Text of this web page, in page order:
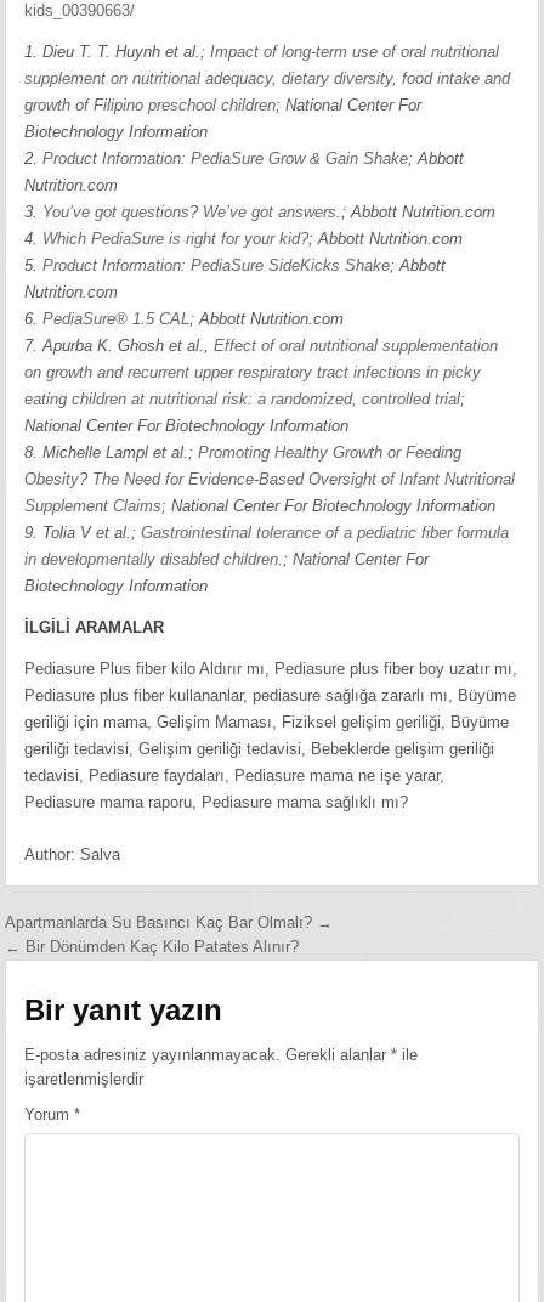
kids_00390663/
1.Dieu T. T. Huynh et al.;Impact of long-term use of oral nutritional
supplement on nutritional adequacy, dietary diversity, food intake and
growth of Filipino preschool children; National Center For
Biotechnology Information
2.Product Information: PediaSure Grow & Gain Shake; Abbott
Nutrition.com
3. You’ve got questions? We’ve got answers.; Abbott Nutrition.com
4. Which PediaSure is right for your kid?; Abbott Nutrition.com
5.Product Information: PediaSure SideKicks Shake; Abbott
Nutrition.com
6.PediaSure® 1.5 CAL; Abbott Nutrition.com
7. Apurba K. Ghosh et al.,Effect of oral nutritional supplementation
on growth and recurrent upper respiratory tract infections in picky
eating children at nutritional risk: a randomized, controlled trial;
National Center For Biotechnology Information
8. Michelle Lampl et al.;Promoting Healthy Growth or Feeding
Obesity? The Need for Evidence-Based Oversight of Infant Nutritional
Supplement Claims; National Center For Biotechnology Information
9. Tolia V et al.;Gastrointestinal tolerance of a pediatric fiber formula
in developmentally disabled children.; National Center For
Biotechnology Information
İLGİLİ ARAMALAR
Pediasure Plus fiber kilo Aldırır mı, Pediasure plus fiber boy uzatır mı,
Pediasure plus fiber kullananlar, pediasure sağlığa zararlı mı, Büyüme
geriliği için mama, Gelişim Maması, Fiziksel gelişim geriliği, Büyüme
geriliği tedavisi, Gelişim geriliği tedavisi, Bebeklerde gelişim geriliği
tedavisi, Pediasure faydaları, Pediasure mama ne işe yarar,
Pediasure mama raporu, Pediasure mama sağlıklı mı?
Author:Salva
Yazı
gezinmesi
Apartmanlarda Su Basıncı Kaç Bar Olmalı? →
← Bir Dönümden Kaç Kilo Patates Alınır?
Bir yanıt yazın
E-posta adresiniz yayınlanmayacak. Gerekli alanlar* ile
işaretlenmişlerdir
Yorum*